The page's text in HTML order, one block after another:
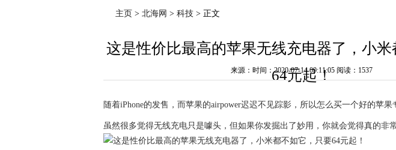
主页 > 北海网 > 科技 > 正文
这是性价比最高的苹果无线充电器了，小
64元起！
来源：时间：2020-07-14 09:11:05 阅读：1537
随着iPhone的发售，而苹果的airpower迟迟不见踪影，所以怎么买一个好的苹果
虽然很多觉得无线充电只是噱头，但如果你发掘出了妙用，你就会觉得真的